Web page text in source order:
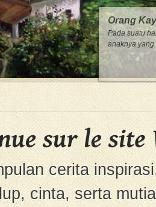
Orang
Pada suatu
anaknya yang
cerita
cinta, serta